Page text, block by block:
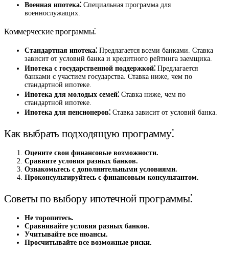
Военная ипотека⁚ Специальная программа для
военнослужащих.
Коммерческие программы⁚
Стандартная ипотека⁚ Предлагается всеми банками. Ставка
зависит от условий банка и кредитного рейтинга заемщика.
Ипотека с государственной поддержкой⁚ Предлагается
банками с участием государства. Ставка ниже, чем по
стандартной ипотеке.
Ипотека для молодых семей⁚ Ставка ниже, чем по
стандартной ипотеке.
Ипотека для пенсионеров⁚ Ставка зависит от условий банка.
Как выбрать подходящую программу⁚
Оцените свои финансовые возможности.
Сравните условия разных банков.
Ознакомьтесь с дополнительными условиями.
Проконсультируйтесь с финансовым консультантом.
Советы по выбору ипотечной программы⁚
Не торопитесь.
Сравнивайте условия разных банков.
Учитывайте все нюансы.
Просчитывайте все возможные риски.